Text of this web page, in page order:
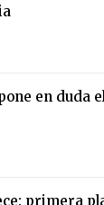
en duda
primera